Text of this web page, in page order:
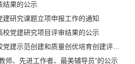
结果的公示
研究课题立项申报工作的通知
校党建研究项目评审结果的公示
范创建和质量创优培育创建评审结果的公示
师、先进工作者、最美辅导员”的公示